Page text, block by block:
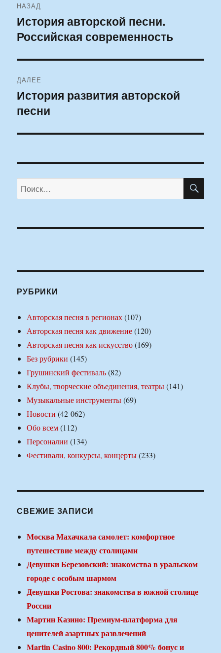
по
записям
НАЗАД
Предыдущая
запись:
История авторской песни.
Российская современность
ДАЛЕЕ
Следующая
запись:
История развития авторской
песни
Искать:
РУБРИКИ
Авторская песня в регионах(107)
Авторская песня как движение(120)
Авторская песня как искусство(169)
Без рубрики (145)
Грушинский фестиваль(82)
Клубы, творческие объединения, театры(141)
Музыкальные инструменты(69)
Новости (42 062)
Обо всем(112)
Персоналии (134)
Фестивали, конкурсы, концерты(233)
СВЕЖИЕ ЗАПИСИ
Москва Махачкала самолет: комфортное
путешествие между столицами
Девушки Березовский: знакомства в уральском
городе с особым шармом
Девушки Ростова: знакомства в южной столице
России
Мартин Казино: Премиум-платформа для
ценителей азартных развлечений
Martin Casino 800: Рекордный 800% бонус и